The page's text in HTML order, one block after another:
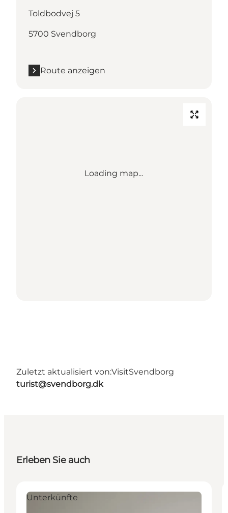
Toldbodvej 5
5700 Svendborg
Route anzeigen
Loading map...
Zuletzt aktualisiert von:VisitSvendborg
turist@svendborg.dk
Erleben Sie auch
Unterkünfte